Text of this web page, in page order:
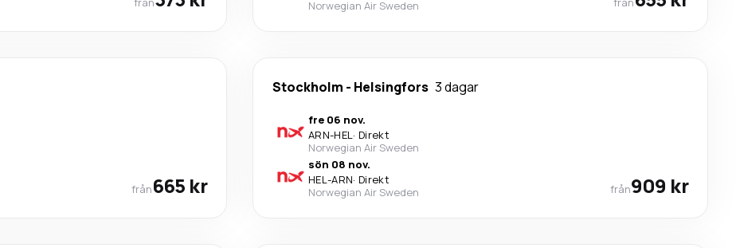
Norwegian Air Sweden
från665 kr
Stockholm - Helsingfors 3 dagar
fre 06 nov.
ARN-HEL· Direkt
Norwegian Air Sweden
sön 08 nov.
HEL-ARN· Direkt
Norwegian Air Sweden
från909 kr